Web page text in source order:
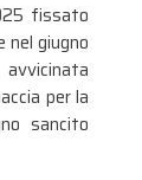
fissato
nel giugno
per la
sancito